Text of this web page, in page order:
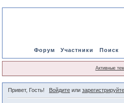
Форум Участники Поиск
Активные
Привет, Гость! Войдитеили